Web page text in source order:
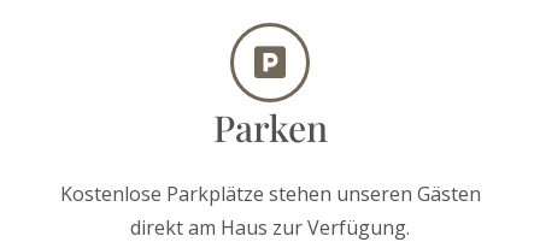
Parken
Kostenlose Parkplätze stehen unseren Gästen
direkt am Haus zur Verfügung.